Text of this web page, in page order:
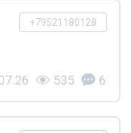
+79521180128
535 6